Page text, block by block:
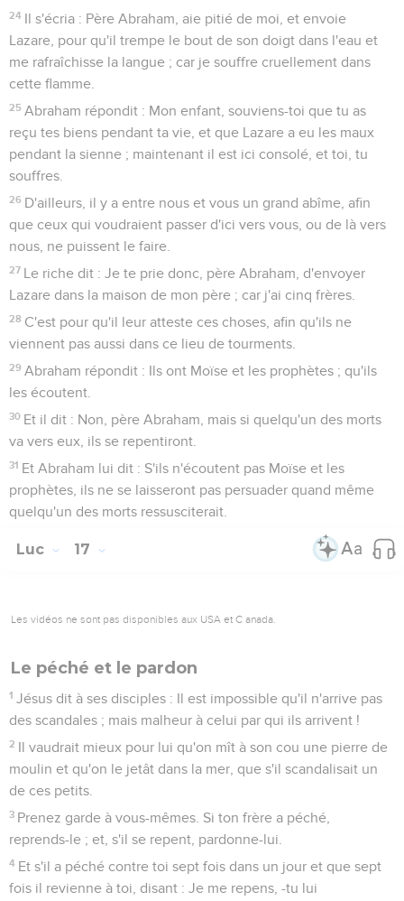
24 Il s'écria : Père Abraham, aie pitié de moi, et envoie
Lazare, pour qu'il trempe le bout de son doigt dans l'eau et
me rafraîchisse la langue ; car je souffre cruellement dans
cette flamme.
25 Abraham répondit : Mon enfant, souviens-toi que tu as
reçu tes biens pendant ta vie, et que Lazare a eu les maux
pendant la sienne ; maintenant il est ici consolé, et toi, tu
souffres.
26 D'ailleurs, il y a entre nous et vous un grand abîme, afin
que ceux qui voudraient passer d'ici vers vous, ou de là vers
nous, ne puissent le faire.
27 Le riche dit : Je te prie donc, père Abraham, d'envoyer
Lazare dans la maison de mon père ; car j'ai cinq frères.
28 C'est pour qu'il leur atteste ces choses, afin qu'ils ne
viennent pas aussi dans ce lieu de tourments.
29 Abraham répondit : Ils ont Moïse et les prophètes ; qu'ils
les écoutent.
30 Et il dit : Non, père Abraham, mais si quelqu'un des morts
va vers eux, ils se repentiront.
31 Et Abraham lui dit : S'ils n'écoutent pas Moïse et les
prophètes, ils ne se laisseront pas persuader quand même
quelqu'un des morts ressusciterait.
Luc 17
Les vidéos ne sont pas disponibles aux USA et C anada.
Le péché et le pardon
1 Jésus dit à ses disciples : Il est impossible qu'il n'arrive pas
des scandales ; mais malheur à celui par qui ils arrivent !
2 Il vaudrait mieux pour lui qu'on mît à son cou une pierre de
moulin et qu'on le jetât dans la mer, que s'il scandalisait un
de ces petits.
3 Prenez garde à vous-mêmes. Si ton frère a péché,
reprends-le ; et, s'il se repent, pardonne-lui.
4 Et s'il a péché contre toi sept fois dans un jour et que sept
fois il revienne à toi, disant : Je me repens, -tu lui